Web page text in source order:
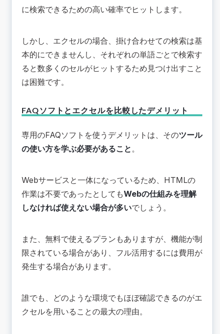
に検索できるための高い確率でヒットします。
しかし、エクセルの場合、掛け合わせての検索は基
本的にできませんし、それぞれの単語ごとで検索す
ると数多くのセルがヒットするため見つけ出すこと
は困難です。
FAQソフトとエクセルを比較したデメリット
専用のFAQソフトを使うデメリットは、そのツール
の使い方を学ぶ必要があること 。
Webサービスと一体になっているため、HTMLの
作業は不要であったとしてもWebの仕組みを理解
しなければ使えない場合が多いでしょう。
また、無料で使えるプランもありますが、機能が制
限されている場合があり、フル活用するには費用が
発生する場合があります。
誰でも、どのような環境でもほぼ確認できるのがエ
クセルを用いることの最大の理由。